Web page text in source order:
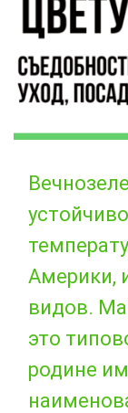
Америки,
видов.
это
родине